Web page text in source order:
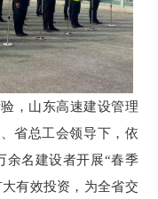
，山东高速建设管理
省总工会领导下，依
余名建设者开展“春季
有效投资，为全省交